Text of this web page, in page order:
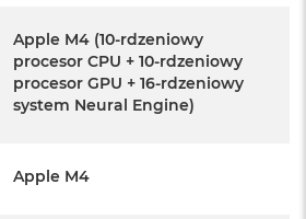
Touch ID i polem numerycznym
Apple M4 (10-rdzeniowy
procesor CPU + 10-rdzeniowy
procesor GPU + 16-rdzeniowy
system Neural Engine)
Apple M4